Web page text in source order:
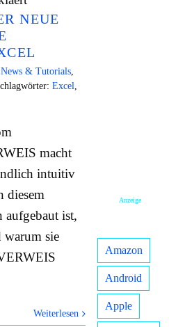
NEUE
News & Tutorials,
Excel,
macht
intuitiv
diesem
ist,
warum sie
Weiterlesen
Anzeige
Amazon
Android
Apple